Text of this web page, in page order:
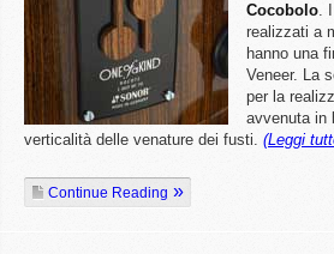
Cocobolo.
realizzati a
hanno una
Veneer. La
per la
avvenuta in
verticalità delle venature dei fusti. (Leggi
Continue Reading